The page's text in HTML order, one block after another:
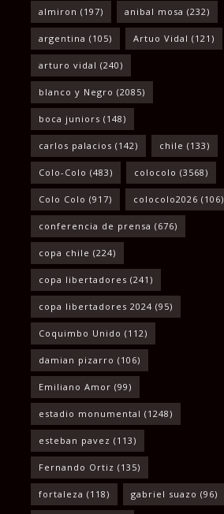
almiron (197) anibal mosa (232)
argentina (105) Artuo Vidal (121)
arturo vidal (240)
blanco y Negro (2085)
boca juniors (148)
carlos palacios (142) chile (133)
Colo-Colo (483) colocolo (3568)
Colo Colo (917) colocolo2026 (106)
conferencia de prensa (676)
copa chile (224)
copa libertadores (241)
copa libertadores 2024 (95)
Coquimbo Unido (112)
damian pizarro (106)
Emiliano Amor (99)
estadio monumental (1248)
esteban pavez (113)
Fernando Ortiz (135)
fortaleza (118) gabriel suazo (96)